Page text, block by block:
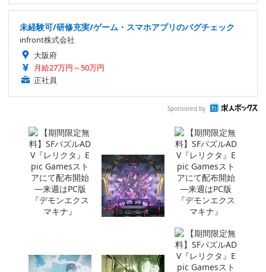
未経験可/研修充実/ゲーム・スマホアプリのバグチェック
infront株式会社
大阪府
月給27万円～50万円
正社員
Sponsored by